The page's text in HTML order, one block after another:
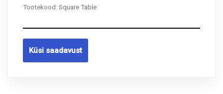
Tootekood: Square Table
Küsi saadavust